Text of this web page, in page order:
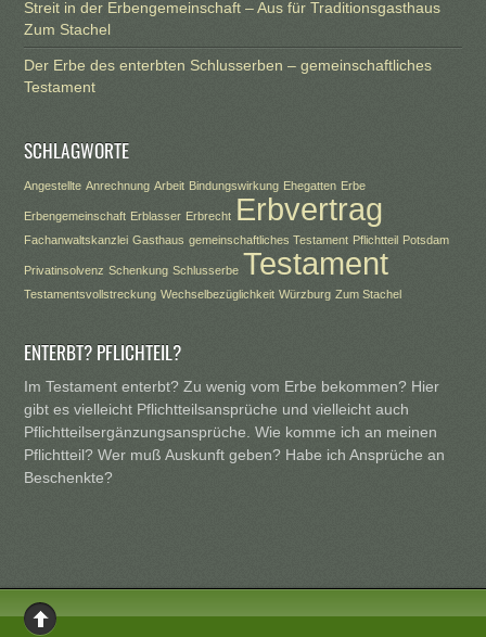
Streit in der Erbengemeinschaft – Aus für Traditionsgasthaus
Zum Stachel
Der Erbe des enterbten Schlusserben – gemeinschaftliches
Testament
SCHLAGWORTE
Angestellte Anrechnung Arbeit Bindungswirkung Ehegatten Erbe
Erbengemeinschaft Erblasser Erbrecht Erbvertrag
Fachanwaltskanzlei Gasthaus gemeinschaftliches Testament Pflichtteil Potsdam
Privatinsolvenz Schenkung Schlusserbe Testament
Testamentsvollstreckung Wechselbezüglichkeit Würzburg Zum Stachel
ENTERBT? PFLICHTEIL?
Im Testament enterbt? Zu wenig vom Erbe bekommen? Hier
gibt es vielleicht Pflichtteilsansprüche und vielleicht auch
Pflichtteilsergänzungsansprüche. Wie komme ich an meinen
Pflichtteil? Wer muß Auskunft geben? Habe ich Ansprüche an
Beschenkte?